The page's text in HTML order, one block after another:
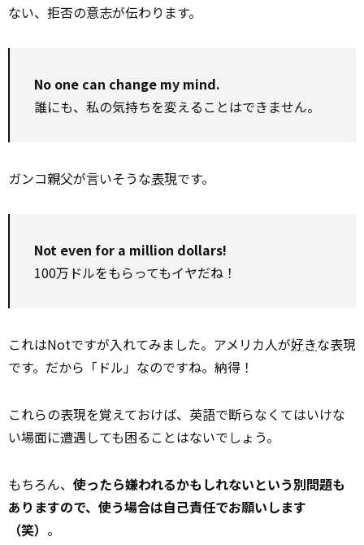
ない、拒否の意志が伝わります。
No one can change my mind.
誰にも、私の気持ちを変えることはできません。
ガンコ親父が言いそうな表現です。
Not even for a million dollars!
100万ドルをもらってもイヤだね！
これはNotですが入れてみました。アメリカ人が好きな表現
です。だから「ドル」なのですね。納得！
これらの表現を覚えておけば、英語で断らなくてはいけな
い場面に遭遇しても困ることはないでしょう。
もちろん、 使ったら嫌われるかもしれないという別問題も
ありますので、使う場合は自己責任でお願いします
（笑） 。